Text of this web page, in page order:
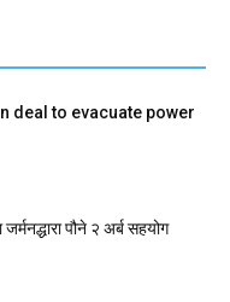
deal to evacuate power
पौने २ अर्ब सहयोग